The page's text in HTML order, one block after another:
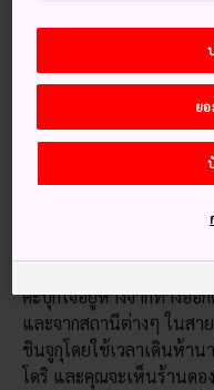
ท่องเที่ยวในบาร์แ
ไก
วิธีการเดินทาง
คุณสามารถเดินทางไปยัง
คะบุกิโจอยู่ห่างจากทางออ
และจากสถานีต่างๆ ในส
ชินจูกุโดยใช้เวลาเดินห้า
โดริ และคุณจะเห็นร้านด
ย